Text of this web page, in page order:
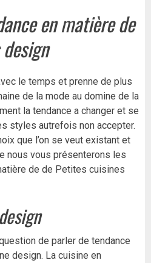
en matière de
le temps et prenne de plus
de la mode au domine de la
la tendance a changer et se
styles autrefois non accepter.
que l’on se veut existant et
nous vous présenterons les
de de Petites cuisines
de parler de tendance
design. La cuisine en